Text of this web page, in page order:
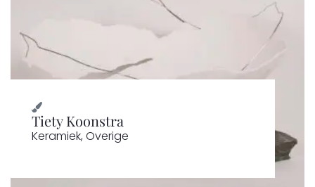
Tiety Koonstra
Keramiek, Overige